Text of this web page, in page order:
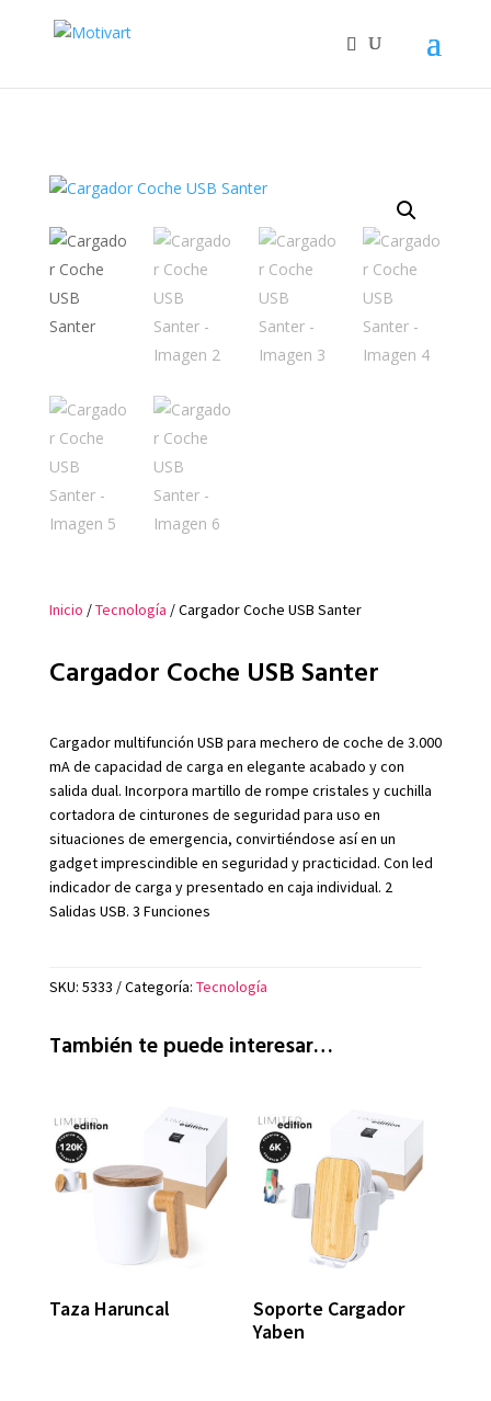
Inicio /Tecnología / Cargador Coche USB Santer
Cargador Coche USB Santer
Cargador multifunción USB para mechero de coche de 3.000
mA de capacidad de carga en elegante acabado y con
salida dual. Incorpora martillo de rompe cristales y cuchilla
cortadora de cinturones de seguridad para uso en
situaciones de emergencia, convirtiéndose así en un
gadget imprescindible en seguridad y practicidad. Con led
indicador de carga y presentado en caja individual. 2
Salidas USB. 3 Funciones
SKU: 5333 Categoría: Tecnología
También te puede interesar…
Taza Haruncal
Soporte Cargador
Yaben